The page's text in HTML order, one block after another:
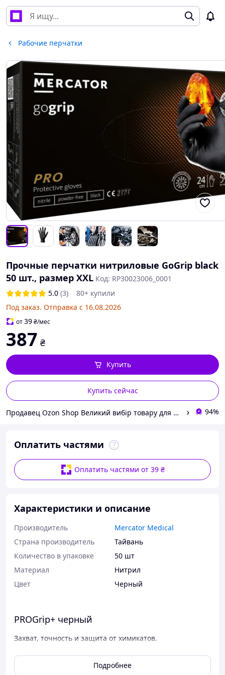
Рабочие перчатки
Прочные перчатки нитриловые GoGrip black
50 шт., размер XXL Код: RP30023006_0001
5.0 (3)
80+ купили
Под заказ. Отправка с 16.08.2026
от39₴/мес
387 ₴
Купить сейчас
Купить
Продавец Ozon Shop Великий вибір товару для клінінгу, детейлінгу та автомийки. 94%
Оплатить частями
Оплатить частями от 39 ₴
Характеристики и описание
Производитель
Mercator Medical
Страна производитель
Тайвань
Количество в упаковке
50 шт
Материал
Нитрил
Цвет
Черный
PROGrip+ черный
Захват, точность и защита от химикатов.
повышенную защиту от химикатов. Утолщенные
стенки и текстура типа «алмаз» обеспечивают
Подробнее